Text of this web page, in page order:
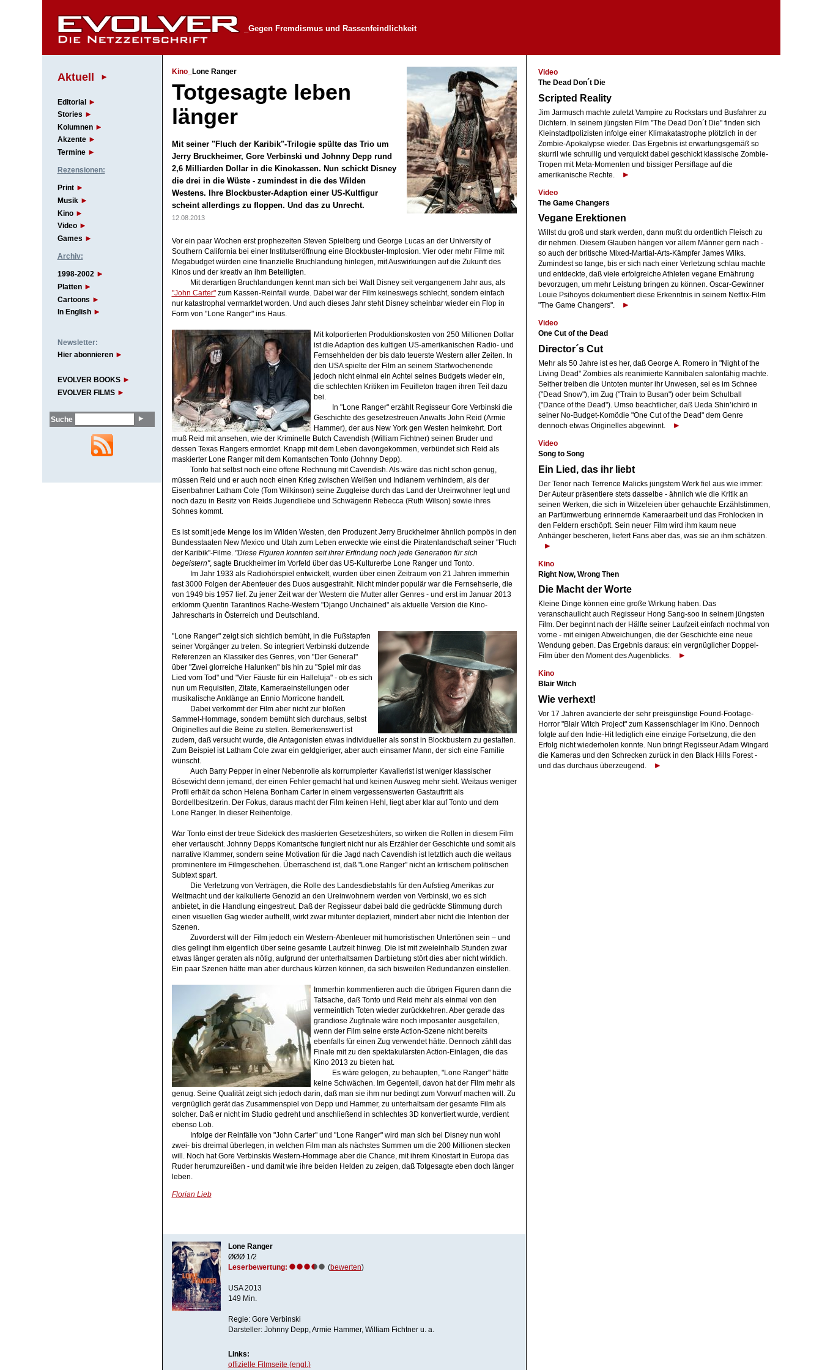
_Gegen Fremdismus und Rassenfeindlichkeit
Aktuell
Editorial
Stories
Kolumnen
Akzente
Termine
Rezensionen:
Print
Musik
Kino
Video
Games
Archiv:
1998-2002
Platten
Cartoons
In English
Newsletter:
Hier abonnieren
EVOLVER BOOKS
EVOLVER FILMS
Suche
Kino_ Lone Ranger
Totgesagte leben
länger
Mit seiner "Fluch der Karibik"-Trilogie spülte das Trio um
Jerry Bruckheimer, Gore Verbinski und Johnny Depp rund
2,6 Milliarden Dollar in die Kinokassen. Nun schickt Disney
die drei in die Wüste - zumindest in die des Wilden
Westens. Ihre Blockbuster-Adaption einer US-Kultfigur
scheint allerdings zu floppen. Und das zu Unrecht.
12.08.2013
Vor ein paar Wochen erst prophezeiten Steven Spielberg und George Lucas an der University of
Southern California bei einer Institutseröffnung eine Blockbuster-Implosion. Vier oder mehr Filme mit
Megabudget würden eine finanzielle Bruchlandung hinlegen, mit Auswirkungen auf die Zukunft des
Kinos und der kreativ an ihm Beteiligten.
Mit derartigen Bruchlandungen kennt man sich bei Walt Disney seit vergangenem Jahr aus, als
"John Carter"zum Kassen-Reinfall wurde. Dabei war der Film keineswegs schlecht, sondern einfach
nur katastrophal vermarktet worden. Und auch dieses Jahr steht Disney scheinbar wieder ein Flop in
Form von "Lone Ranger" ins Haus.
Mit kolportierten Produktionskosten von 250 Millionen Dollar
ist die Adaption des kultigen US-amerikanischen Radio- und
Fernsehhelden der bis dato teuerste Western aller Zeiten. In
den USA spielte der Film an seinem Startwochenende
jedoch nicht einmal ein Achtel seines Budgets wieder ein,
die schlechten Kritiken im Feuilleton tragen ihren Teil dazu
bei.
In "Lone Ranger" erzählt Regisseur Gore Verbinski die
Geschichte des gesetzestreuen Anwalts John Reid (Armie
Hammer), der aus New York gen Westen heimkehrt. Dort
muß Reid mit ansehen, wie der Kriminelle Butch Cavendish (William Fichtner) seinen Bruder und
dessen Texas Rangers ermordet. Knapp mit dem Leben davongekommen, verbündet sich Reid als
maskierter Lone Ranger mit dem Komantschen Tonto (Johnny Depp).
Tonto hat selbst noch eine offene Rechnung mit Cavendish. Als wäre das nicht schon genug,
müssen Reid und er auch noch einen Krieg zwischen Weißen und Indianern verhindern, als der
Eisenbahner Latham Cole (Tom Wilkinson) seine Zuggleise durch das Land der Ureinwohner legt und
noch dazu in Besitz von Reids Jugendliebe und Schwägerin Rebecca (Ruth Wilson) sowie ihres
Sohnes kommt.
Es ist somit jede Menge los im Wilden Westen, den Produzent Jerry Bruckheimer ähnlich pompös in den
Bundesstaaten New Mexico und Utah zum Leben erweckte wie einst die Piratenlandschaft seiner "Fluch
der Karibik"-Filme.
"Diese Figuren konnten seit ihrer Erfindung noch jede Generation für sich
begeistern", sagte Bruckheimer im Vorfeld über das US-Kulturerbe Lone Ranger und Tonto.
Im Jahr 1933 als Radiohörspiel entwickelt, wurden über einen Zeitraum von 21 Jahren immerhin
fast 3000 Folgen der Abenteuer des Duos ausgestrahlt. Nicht minder populär war die Fernsehserie, die
von 1949 bis 1957 lief. Zu jener Zeit war der Western die Mutter aller Genres - und erst im Januar 2013
erklomm Quentin Tarantinos Rache-Western "Django Unchained" als aktuelle Version die Kino-
Jahrescharts in Österreich und Deutschland.
"Lone Ranger" zeigt sich sichtlich bemüht, in die Fußstapfen
seiner Vorgänger zu treten. So integriert Verbinski dutzende
Referenzen an Klassiker des Genres, von "Der General"
über "Zwei glorreiche Halunken" bis hin zu "Spiel mir das
Lied vom Tod" und "Vier Fäuste für ein Halleluja" - ob es sich
nun um Requisiten, Zitate, Kameraeinstellungen oder
musikalische Anklänge an Ennio Morricone handelt.
Dabei verkommt der Film aber nicht zur bloßen
Sammel-Hommage, sondern bemüht sich durchaus, selbst
Originelles auf die Beine zu stellen. Bemerkenswert ist
zudem, daß versucht wurde, die Antagonisten etwas individueller als sonst in Blockbustern zu gestalten.
Zum Beispiel ist Latham Cole zwar ein geldgieriger, aber auch einsamer Mann, der sich eine Familie
wünscht.
Auch Barry Pepper in einer Nebenrolle als korrumpierter Kavallerist ist weniger klassischer
Bösewicht denn jemand, der einen Fehler gemacht hat und keinen Ausweg mehr sieht. Weitaus weniger
Profil erhält da schon Helena Bonham Carter in einem vergessenswerten Gastauftritt als
Bordellbesitzerin. Der Fokus, daraus macht der Film keinen Hehl, liegt aber klar auf Tonto und dem
Lone Ranger. In dieser Reihenfolge.
War Tonto einst der treue Sidekick des maskierten Gesetzeshüters, so wirken die Rollen in diesem Film
eher vertauscht. Johnny Depps Komantsche fungiert nicht nur als Erzähler der Geschichte und somit als
narrative Klammer, sondern seine Motivation für die Jagd nach Cavendish ist letztlich auch die weitaus
prominentere im Filmgeschehen. Überraschend ist, daß "Lone Ranger" nicht an kritischem politischen
Subtext spart.
Die Verletzung von Verträgen, die Rolle des Landesdiebstahls für den Aufstieg Amerikas zur
Weltmacht und der kalkulierte Genozid an den Ureinwohnern werden von Verbinski, wo es sich
anbietet, in die Handlung eingestreut. Daß der Regisseur dabei bald die gedrückte Stimmung durch
einen visuellen Gag wieder aufhellt, wirkt zwar mitunter deplaziert, mindert aber nicht die Intention der
Szenen.
Zuvorderst will der Film jedoch ein Western-Abenteuer mit humoristischen Untertönen sein – und
dies gelingt ihm eigentlich über seine gesamte Laufzeit hinweg. Die ist mit zweieinhalb Stunden zwar
etwas länger geraten als nötig, aufgrund der unterhaltsamen Darbietung stört dies aber nicht wirklich.
Ein paar Szenen hätte man aber durchaus kürzen können, da sich bisweilen Redundanzen einstellen.
Immerhin kommentieren auch die übrigen Figuren dann die
Tatsache, daß Tonto und Reid mehr als einmal von den
vermeintlich Toten wieder zurückkehren. Aber gerade das
grandiose Zugfinale wäre noch imposanter ausgefallen,
wenn der Film seine erste Action-Szene nicht bereits
ebenfalls für einen Zug verwendet hätte. Dennoch zählt das
Finale mit zu den spektakulärsten Action-Einlagen, die das
Kino 2013 zu bieten hat.
Es wäre gelogen, zu behaupten, "Lone Ranger" hätte
keine Schwächen. Im Gegenteil, davon hat der Film mehr als
genug. Seine Qualität zeigt sich jedoch darin, daß man sie ihm nur bedingt zum Vorwurf machen will. Zu
vergnüglich gerät das Zusammenspiel von Depp und Hammer, zu unterhaltsam der gesamte Film als
solcher. Daß er nicht im Studio gedreht und anschließend in schlechtes 3D konvertiert wurde, verdient
ebenso Lob.
Infolge der Reinfälle von "John Carter" und "Lone Ranger" wird man sich bei Disney nun wohl
zwei- bis dreimal überlegen, in welchen Film man als nächstes Summen um die 200 Millionen stecken
will. Noch hat Gore Verbinskis Western-Hommage aber die Chance, mit ihrem Kinostart in Europa das
Ruder herumzureißen - und damit wie ihre beiden Helden zu zeigen, daß Totgesagte eben doch länger
leben.
Florian Lieb
Lone Ranger
ØØØ 1/2
Leserbewertung: (bewerten)
USA 2013
149 Min.
Regie: Gore Verbinski
Darsteller: Johnny Depp, Armie Hammer, William Fichtner u. a.
Links:
offizielle Filmseite (engl.)
Video
The Dead Don´t Die
Scripted Reality
Jim Jarmusch machte zuletzt Vampire zu Rockstars und Busfahrer zu
Dichtern. In seinem jüngsten Film "The Dead Don´t Die" finden sich
Kleinstadtpolizisten infolge einer Klimakatastrophe plötzlich in der
Zombie-Apokalypse wieder. Das Ergebnis ist erwartungsgemäß so
skurril wie schrullig und verquickt dabei geschickt klassische Zombie-
Tropen mit Meta-Momenten und bissiger Persiflage auf die
amerikanische Rechte.
Video
The Game Changers
Vegane Erektionen
Willst du groß und stark werden, dann mußt du ordentlich Fleisch zu
dir nehmen. Diesem Glauben hängen vor allem Männer gern nach -
so auch der britische Mixed-Martial-Arts-Kämpfer James Wilks.
Zumindest so lange, bis er sich nach einer Verletzung schlau machte
und entdeckte, daß viele erfolgreiche Athleten vegane Ernährung
bevorzugen, um mehr Leistung bringen zu können. Oscar-Gewinner
Louie Psihoyos dokumentiert diese Erkenntnis in seinem Netflix-Film
"The Game Changers".
Video
One Cut of the Dead
Director´s Cut
Mehr als 50 Jahre ist es her, daß George A. Romero in "Night of the
Living Dead" Zombies als reanimierte Kannibalen salonfähig machte.
Seither treiben die Untoten munter ihr Unwesen, sei es im Schnee
("Dead Snow"), im Zug ("Train to Busan") oder beim Schulball
("Dance of the Dead"). Umso beachtlicher, daß Ueda Shin’ichirō in
seiner No-Budget-Komödie "One Cut of the Dead" dem Genre
dennoch etwas Originelles abgewinnt.
Video
Song to Song
Ein Lied, das ihr liebt
Der Tenor nach Terrence Malicks jüngstem Werk fiel aus wie immer:
Der Auteur präsentiere stets dasselbe - ähnlich wie die Kritik an
seinen Werken, die sich in Witzeleien über gehauchte Erzählstimmen,
an Parfümwerbung erinnernde Kameraarbeit und das Frohlocken in
den Feldern erschöpft. Sein neuer Film wird ihm kaum neue
Anhänger bescheren, liefert Fans aber das, was sie an ihm schätzen.
Kino
Right Now, Wrong Then
Die Macht der Worte
Kleine Dinge können eine große Wirkung haben. Das
veranschaulicht auch Regisseur Hong Sang-soo in seinem jüngsten
Film. Der beginnt nach der Hälfte seiner Laufzeit einfach nochmal von
vorne - mit einigen Abweichungen, die der Geschichte eine neue
Wendung geben. Das Ergebnis daraus: ein vergnüglicher Doppel-
Film über den Moment des Augenblicks.
Kino
Blair Witch
Wie verhext!
Vor 17 Jahren avancierte der sehr preisgünstige Found-Footage-
Horror "Blair Witch Project" zum Kassenschlager im Kino. Dennoch
folgte auf den Indie-Hit lediglich eine einzige Fortsetzung, die den
Erfolg nicht wiederholen konnte. Nun bringt Regisseur Adam Wingard
die Kameras und den Schrecken zurück in den Black Hills Forest -
und das durchaus überzeugend.